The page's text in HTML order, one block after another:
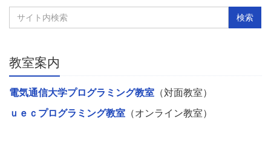
教室案内
電気通信大学プログラミング教室 （対面教室）
ｕｅｃプログラミング教室 （オンライン教室）